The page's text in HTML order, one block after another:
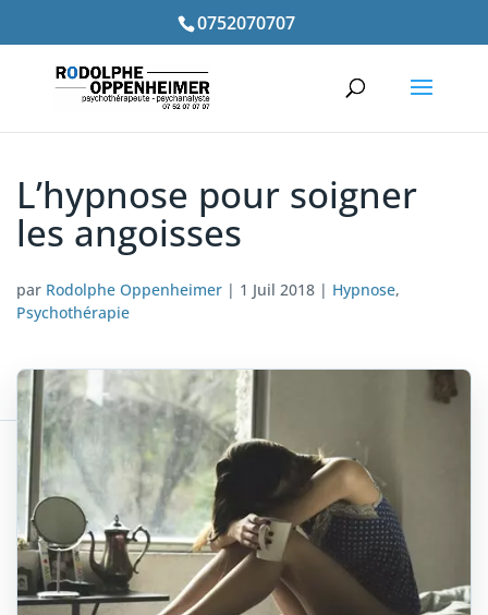
0752070707
L’hypnose pour soigner
les angoisses
par Rodolphe Oppenheimer | 1 Juil 2018 | Hypnose,
Psychothérapie